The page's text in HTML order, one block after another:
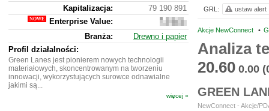
Akcje NewConnect •
Analiza
20.60 0.00
GREEN
NewConnect - Akcje/
GRL: ustaw alert
Kapitalizacja:
79 190 891
Enterprise Value:
78
801
891
Branża:
Drewno i papier
Profil działalności:
Green Lanes jest pionierem nowych technologii
materiałowych, skoncentrowanym na tworzeniu
innowacji, wykorzystujących surowce odnawialne
jakimi są...
więcej »